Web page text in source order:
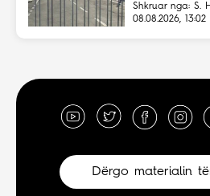
Shkruar nga: S.
08.08.2026, 13:02
Dërgo materialin